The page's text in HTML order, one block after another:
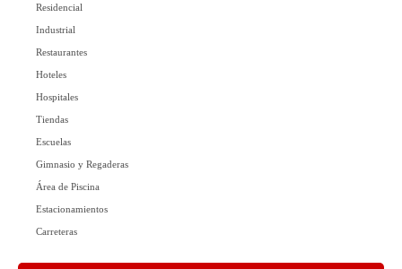
Residencial
Industrial
Restaurantes
Hoteles
Hospitales
Tiendas
Escuelas
Gimnasio y Regaderas
Área de Piscina
Estacionamientos
Carreteras